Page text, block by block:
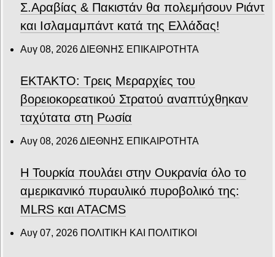
Σ.Αραβίας & Πακιστάν θα πολεμήσουν Ριάντ
και Ισλαμαμπάντ κατά της Ελλάδας!
Αυγ 08, 2026ΔΙΕΘΝΗΣ ΕΠΙΚΑΙΡΟΤΗΤΑ
ΕΚΤΑΚΤΟ: Τρεις Μεραρχίες του
βορειοκορεατικού Στρατού αναπτύχθηκαν
ταχύτατα στη Ρωσία
Αυγ 08, 2026ΔΙΕΘΝΗΣ ΕΠΙΚΑΙΡΟΤΗΤΑ
Η Τουρκία πουλάει στην Ουκρανία όλο το
αμερικανικό πυραυλικό πυροβολικό της:
MLRS και ΑΤΑCMS
Αυγ 07, 2026 ΠΟΛΙΤΙΚΗ ΚΑΙ ΠΟΛΙΤΙΚΟΙ